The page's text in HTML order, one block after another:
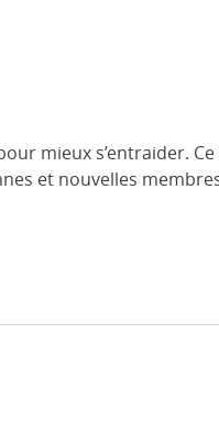
mieux s’entraider.
et nouvelles